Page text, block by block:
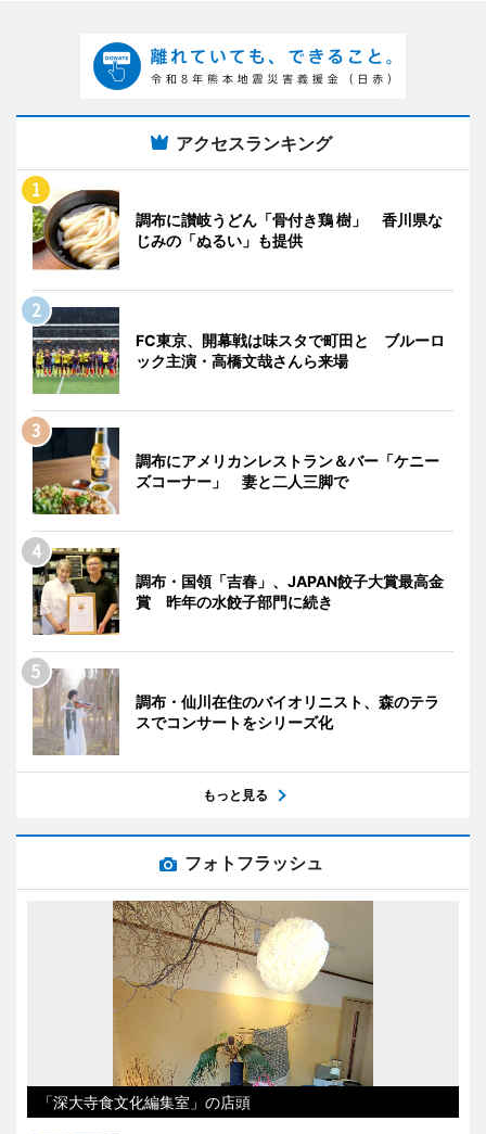
アクセスランキング
調布に讃岐うどん「骨付き鶏 樹」 香川県な
じみの「ぬるい」も提供
FC東京、開幕戦は味スタで町田と ブルーロ
ック主演・高橋文哉さんら来場
調布にアメリカンレストラン＆バー「ケニー
ズコーナー」 妻と二人三脚で
調布・国領「吉春」、JAPAN餃子大賞最高金
賞 昨年の水餃子部門に続き
調布・仙川在住のバイオリニスト、森のテラ
スでコンサートをシリーズ化
もっと見る
フォトフラッシュ
「深大寺食文化編集室」の店頭